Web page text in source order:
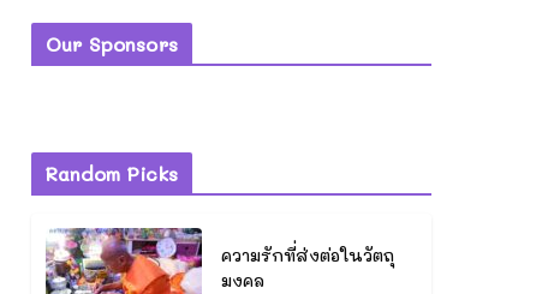
Our Sponsors
Random Picks
ความรักที่ส่งต่อในวัตถุ
มงคล